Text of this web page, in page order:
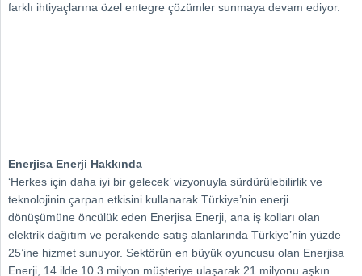
farklı ihtiyaçlarına özel entegre çözümler sunmaya devam ediyor.
Enerjisa Enerji Hakkında
‘Herkes için daha iyi bir gelecek’ vizyonuyla sürdürülebilirlik ve
teknolojinin çarpan etkisini kullanarak Türkiye’nin enerji
dönüşümüne öncülük eden Enerjisa Enerji, ana iş kolları olan
elektrik dağıtım ve perakende satış alanlarında Türkiye’nin yüzde
25’ine hizmet sunuyor. Sektörün en büyük oyuncusu olan Enerjisa
Enerji, 14 ilde 10.3 milyon müşteriye ulaşarak 21 milyonu aşkın